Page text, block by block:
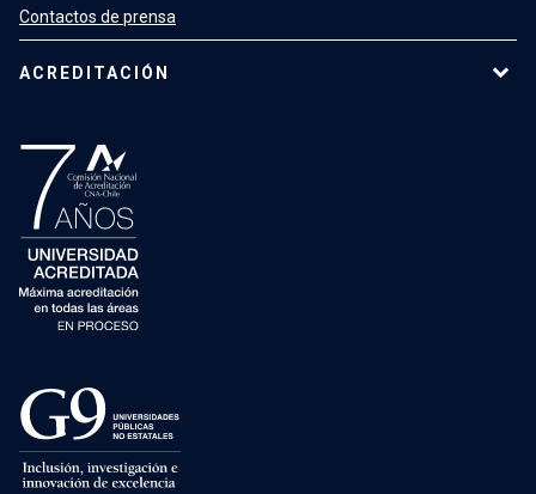
Contactos de prensa
ACREDITACIÓN